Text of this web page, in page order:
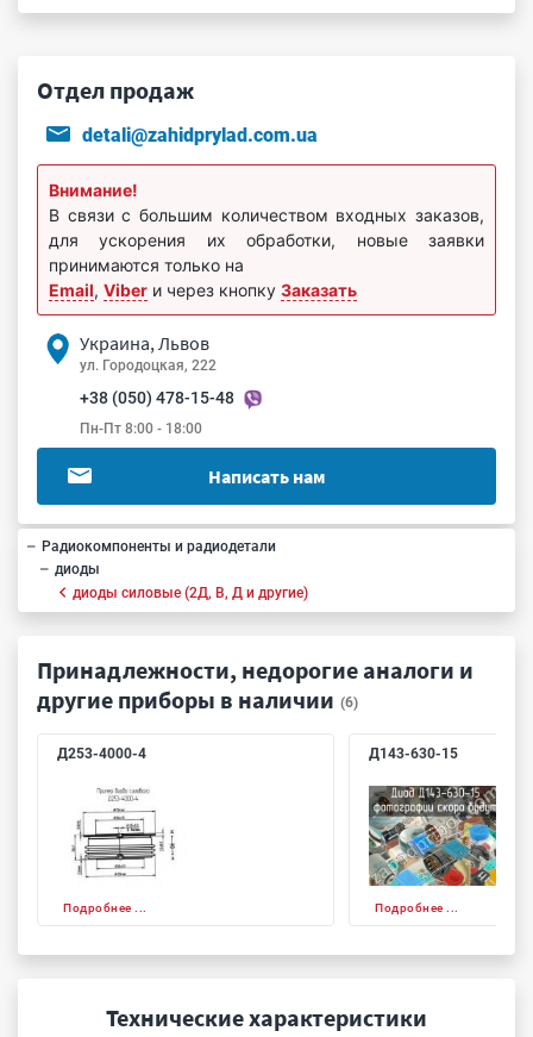
Отдел продаж
detali@zahidprylad.com.ua
Внимание!
В связи с большим количеством входных заказов,
для ускорения их обработки, новые заявки
принимаются только на
Email, Viber и через кнопку Заказать
Украина, Львов
ул. Городоцкая, 222
+38 (050) 478-15-48
Пн-Пт 8:00 - 18:00
Написать нам
Радиокомпоненты и радиодетали
диоды
диоды силовые (2Д, В, Д и другие)
Принадлежности, недорогие аналоги и
другие приборы в наличии (6)
Д253-4000-4
Подробнее ...
Д143-630-15
Подробнее ...
Технические характеристики